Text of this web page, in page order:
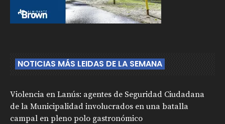
NOTICIAS MÁS LEIDAS DE LA SEMANA
Violencia en Lanús: agentes de Seguridad Ciudadana
de la Municipalidad involucrados en una batalla
campal en pleno polo gastronómico